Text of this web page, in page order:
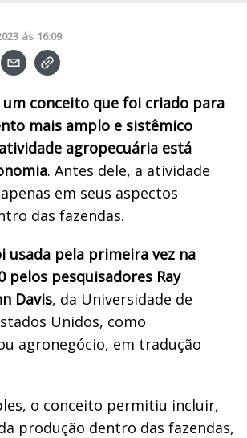
ás 16:09
um conceito que foi criado para
mais amplo e sistêmico
agropecuária está
. Antes dele, a atividade
em seus aspectos
das fazendas.
usada pela primeira vez na
pelos pesquisadores Ray
Davis, da Universidade de
Unidos, como
agronegócio, em tradução
o conceito permitiu incluir,
produção dentro das fazendas,